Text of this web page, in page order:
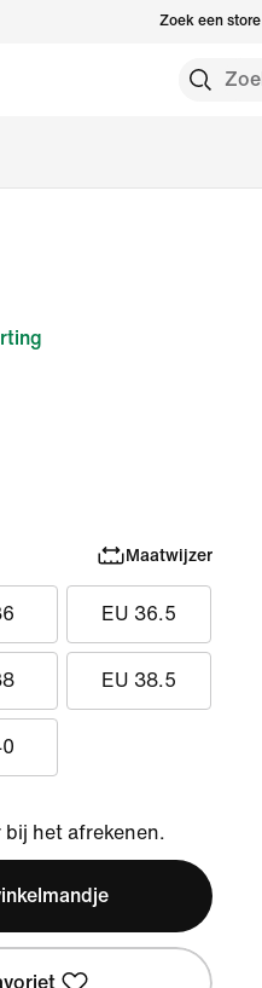
Zoek een store
Maatwijzer
EU 36.5
EU 38.5
het afrekenen.